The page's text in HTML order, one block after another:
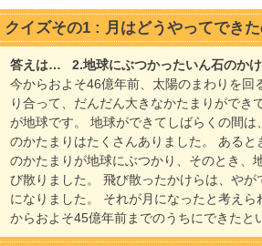
クイズその1 : 月はどうやってできた
答えは… 2.地球にぶつかったいん石のかけ
今からおよそ46億年前、太陽のまわりを回
り合って、だんだん大きなかたまりができ
が地球です。 地球ができてしばらくの間は
のかたまりはたくさんありました。 あると
のかたまりが地球にぶつかり、そのとき、
び散りました。 飛び散ったかけらは、やが
になりました。 それが月になったと考えら
からおよそ45億年前までのうちにできたと